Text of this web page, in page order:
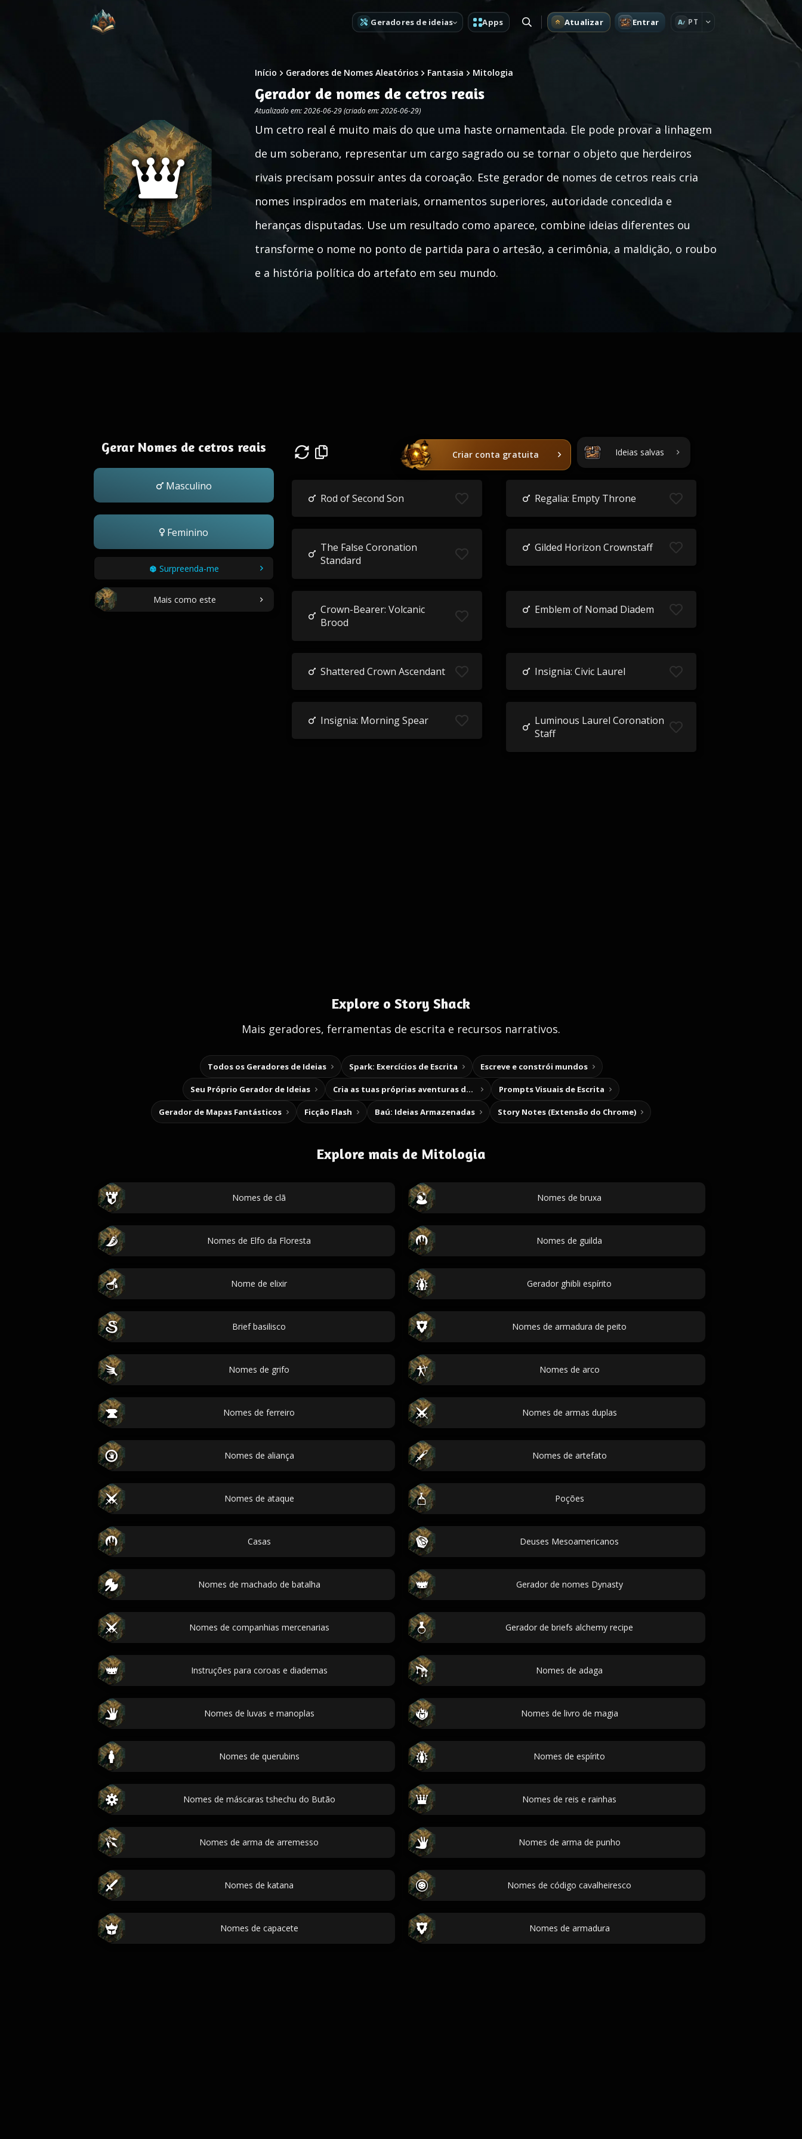
Geradores de ideias Apps Atualizar Entrar A PT
Início Geradores de Nomes Aleatórios Fantasia Mitologia
Gerador de nomes de cetros reais
Atualizado em: 2026-06-29 (criado em: 2026-06-29)
Um cetro real é muito mais do que uma haste ornamentada. Ele pode provar a linhagem
de um soberano, representar um cargo sagrado ou se tornar o objeto que herdeiros
rivais precisam possuir antes da coroação. Este gerador de nomes de cetros reais cria
nomes inspirados em materiais, ornamentos superiores, autoridade concedida e
heranças disputadas. Use um resultado como aparece, combine ideias diferentes ou
transforme o nome no ponto de partida para o artesão, a cerimônia, a maldição, o roubo
e a história política do artefato em seu mundo.
Gerar Nomes de cetros reais
Masculino
Feminino
Surpreenda-me
Mais como este
Criar conta gratuita Ideias salvas
Rod of Second Son Regalia: Empty Throne
The False Coronation
Standard
Gilded Horizon Crownstaff
Crown-Bearer: Volcanic
Brood
Emblem of Nomad Diadem
Shattered Crown Ascendant Insignia: Civic Laurel
Insignia: Morning Spear
Luminous Laurel Coronation
Staff
Explore o Story Shack
Mais geradores, ferramentas de escrita e recursos narrativos.
Todos os Geradores de Ideias Spark: Exercícios de Escrita Escreve e constrói mundos
Seu Próprio Gerador de Ideias Cria as tuas próprias aventuras de escolha Prompts Visuais de Escrita
Gerador de Mapas Fantásticos Ficção Flash Baú: Ideias Armazenadas Story Notes (Extensão do Chrome)
Explore mais de Mitologia
Nomes de clã Nomes de bruxa
Nomes de Elfo da Floresta Nomes de guilda
Nome de elixir Gerador ghibli espírito
Brief basilisco Nomes de armadura de peito
Nomes de grifo Nomes de arco
Nomes de ferreiro Nomes de armas duplas
Nomes de aliança Nomes de artefato
Nomes de ataque Poções
Casas Deuses Mesoamericanos
Nomes de machado de batalha Gerador de nomes Dynasty
Nomes de companhias mercenarias Gerador de briefs alchemy recipe
Instruções para coroas e diademas Nomes de adaga
Nomes de luvas e manoplas Nomes de livro de magia
Nomes de querubins Nomes de espírito
Nomes de máscaras tshechu do Butão Nomes de reis e rainhas
Nomes de arma de arremesso Nomes de arma de punho
Nomes de katana Nomes de código cavalheiresco
Nomes de capacete Nomes de armadura